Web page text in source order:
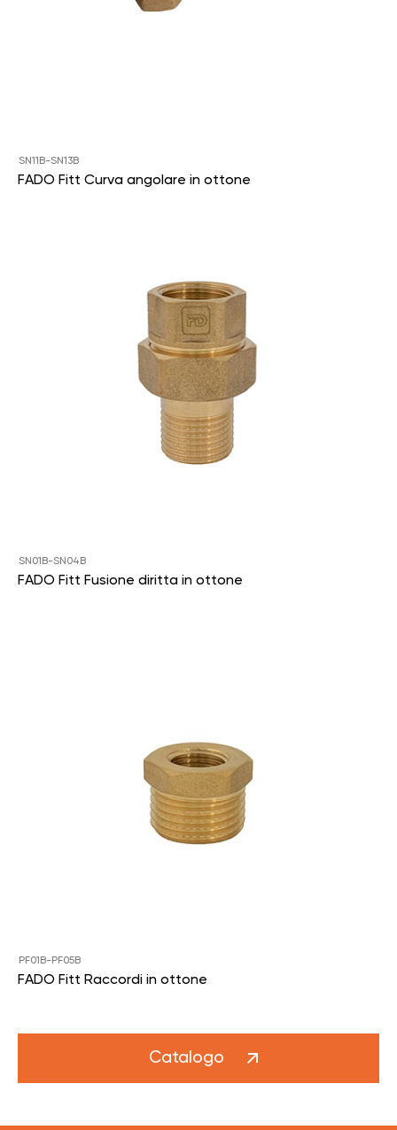
SN11B-SN13B
FADO Fitt Curva angolare in ottone
SN01B-SN04B
FADO Fitt Fusione diritta in ottone
PF01B-PF05B
FADO Fitt Raccordi in ottone
Catalogo